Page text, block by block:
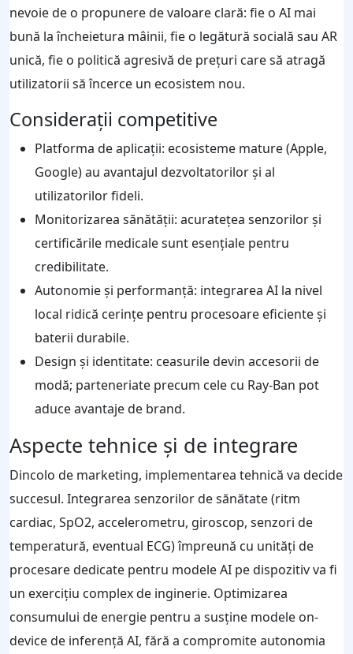
nevoie de o propunere de valoare clară: fie o AI mai
bună la încheietura mâinii, fie o legătură socială sau AR
unică, fie o politică agresivă de prețuri care să atragă
utilizatorii să încerce un ecosistem nou.
Considerații competitive
Platforma de aplicații: ecosisteme mature (Apple,
Google) au avantajul dezvoltatorilor și al
utilizatorilor fideli.
Monitorizarea sănătății: acuratețea senzorilor și
certificările medicale sunt esențiale pentru
credibilitate.
Autonomie și performanță: integrarea AI la nivel
local ridică cerințe pentru procesoare eficiente și
baterii durabile.
Design și identitate: ceasurile devin accesorii de
modă; parteneriate precum cele cu Ray-Ban pot
aduce avantaje de brand.
Aspecte tehnice și de integrare
Dincolo de marketing, implementarea tehnică va decide
succesul. Integrarea senzorilor de sănătate (ritm
cardiac, SpO2, accelerometru, giroscop, senzori de
temperatură, eventual ECG) împreună cu unități de
procesare dedicate pentru modele AI pe dispozitiv va fi
un exercițiu complex de inginerie. Optimizarea
consumului de energie pentru a susține modele on-
device de inferență AI, fără a compromite autonomia